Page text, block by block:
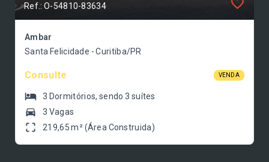
Ref.: O-54810-83634
Ambar
Santa Felicidade - Curitiba/PR
Consulte VENDA
3 Dormitórios, sendo3 suítes
3 Vagas
219,65 m² (Área Construida)